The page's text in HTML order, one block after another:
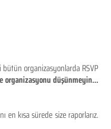
bütün organizasyonlarda RSVP
organizasyonu düşünmeyin...
en kısa sürede size raporlarız.